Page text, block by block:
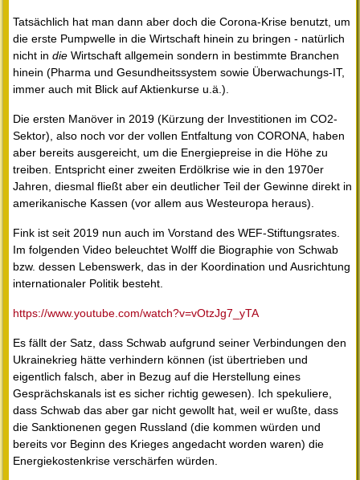
Tatsächlich hat man dann aber doch die Corona-Krise benutzt, um
die erste Pumpwelle in die Wirtschaft hinein zu bringen - natürlich
nicht in die Wirtschaft allgemein sondern in bestimmte Branchen
hinein (Pharma und Gesundheitssystem sowie Überwachungs-IT,
immer auch mit Blick auf Aktienkurse u.ä.).
Die ersten Manöver in 2019 (Kürzung der Investitionen im CO2-
Sektor), also noch vor der vollen Entfaltung von CORONA, haben
aber bereits ausgereicht, um die Energiepreise in die Höhe zu
treiben. Entspricht einer zweiten Erdölkrise wie in den 1970er
Jahren, diesmal fließt aber ein deutlicher Teil der Gewinne direkt in
amerikanische Kassen (vor allem aus Westeuropa heraus).
Fink ist seit 2019 nun auch im Vorstand des WEF-Stiftungsrates.
Im folgenden Video beleuchtet Wolff die Biographie von Schwab
bzw. dessen Lebenswerk, das in der Koordination und Ausrichtung
internationaler Politik besteht.
https://www.youtube.com/watch?v=vOtzJg7_yTA
Es fällt der Satz, dass Schwab aufgrund seiner Verbindungen den
Ukrainekrieg hätte verhindern können (ist übertrieben und
eigentlich falsch, aber in Bezug auf die Herstellung eines
Gesprächskanals ist es sicher richtig gewesen). Ich spekuliere,
dass Schwab das aber gar nicht gewollt hat, weil er wußte, dass
die Sanktionenen gegen Russland (die kommen würden und
bereits vor Beginn des Krieges angedacht worden waren) die
Energiekostenkrise verschärfen würden.